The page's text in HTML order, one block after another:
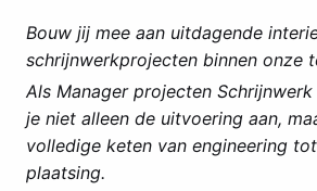
Bouw jij mee aan uitdagende
schrijnwerkprojecten binnen onze
Als Manager projecten
je niet alleen de uitvoering aan,
volledige keten van engineering
plaatsing.